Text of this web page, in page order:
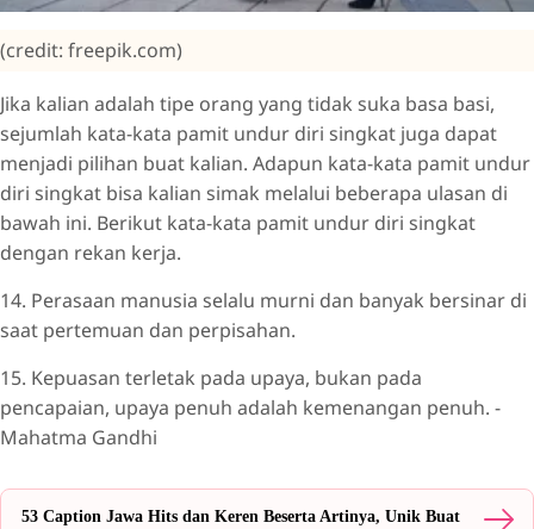
(credit: freepik.com)
Jika kalian adalah tipe orang yang tidak suka basa basi,
sejumlah kata-kata pamit undur diri singkat juga dapat
menjadi pilihan buat kalian. Adapun kata-kata pamit undur
diri singkat bisa kalian simak melalui beberapa ulasan di
bawah ini. Berikut kata-kata pamit undur diri singkat
dengan rekan kerja.
14. Perasaan manusia selalu murni dan banyak bersinar di
saat pertemuan dan perpisahan.
15. Kepuasan terletak pada upaya, bukan pada
pencapaian, upaya penuh adalah kemenangan penuh. -
Mahatma Gandhi
53 Caption Jawa Hits dan Keren Beserta Artinya, Unik Buat